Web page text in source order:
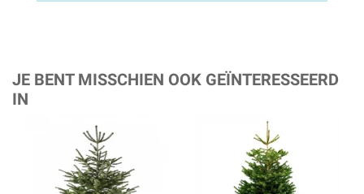
JE BENT MISSCHIEN OOK GEÏNTERESSEERD
IN